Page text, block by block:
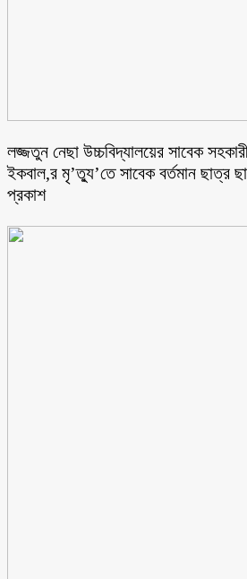
লজ্জতুন নেছা উচ্চবিদ্যালয়ের সাবেক
ইকবাল,র মৃ’ত্যু’তে সাবেক বর্তমান ছাত্র
প্রকাশ